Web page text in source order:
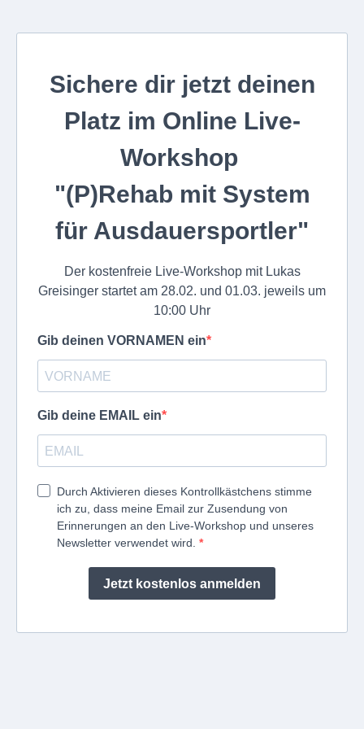
Sichere dir jetzt deinen
Platz im Online Live-
Workshop
"(P)Rehab mit System
für Ausdauersportler"
Der kostenfreie Live-Workshop mit Lukas
Greisinger startet am 28.02. und 01.03. jeweils um
10:00 Uhr
Gib deinen VORNAMEN ein
Gib deine EMAIL ein
Durch Aktivieren dieses Kontrollkästchens stimme
ich zu, dass meine Email zur Zusendung von
Erinnerungen an den Live-Workshop und unseres
Newsletter verwendet wird.
Jetzt kostenlos anmelden